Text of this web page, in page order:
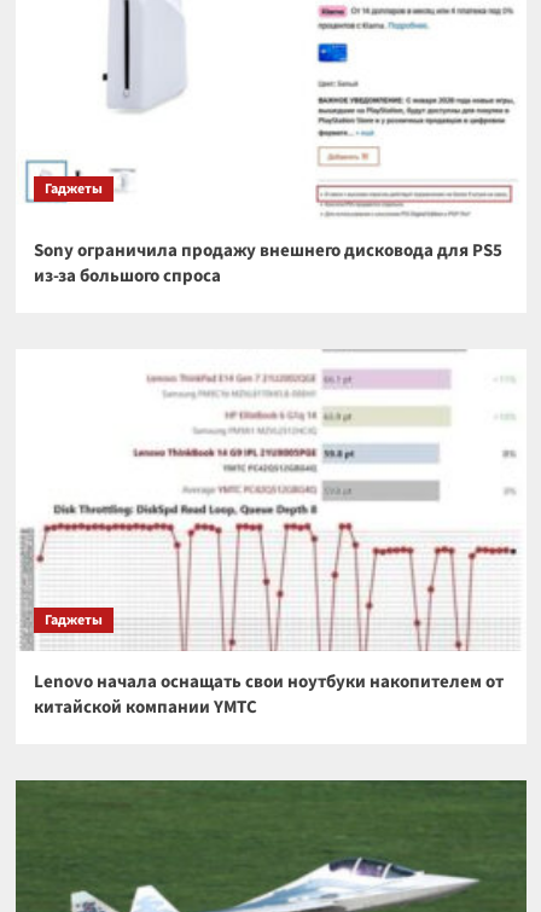
Гаджеты
Sony ограничила продажу внешнего дисковода для PS5
из-за большого спроса
Гаджеты
Lenovo начала оснащать свои ноутбуки накопителем от
китайской компании YMTC